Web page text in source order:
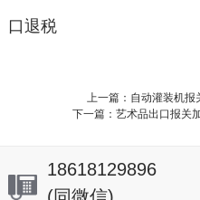
口退税
上一篇：自动灌装机报
下一篇：艺术品出口报关
18618129896